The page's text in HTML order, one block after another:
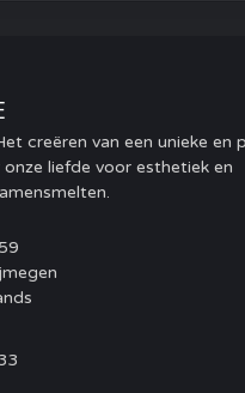
creëren van een unieke en
liefde voor esthetiek en